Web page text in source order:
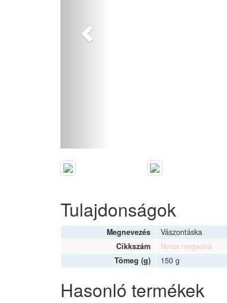
Tulajdonságok
Megnevezés
Vászontáska
Cikkszám
Nincs megadva
Tömeg (g)
150 g
Hasonló termékek